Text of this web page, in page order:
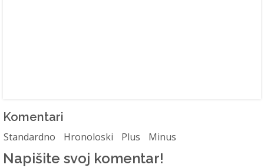
Komentari
Standardno Hronoloski Plus Minus
Napišite svoj komentar!